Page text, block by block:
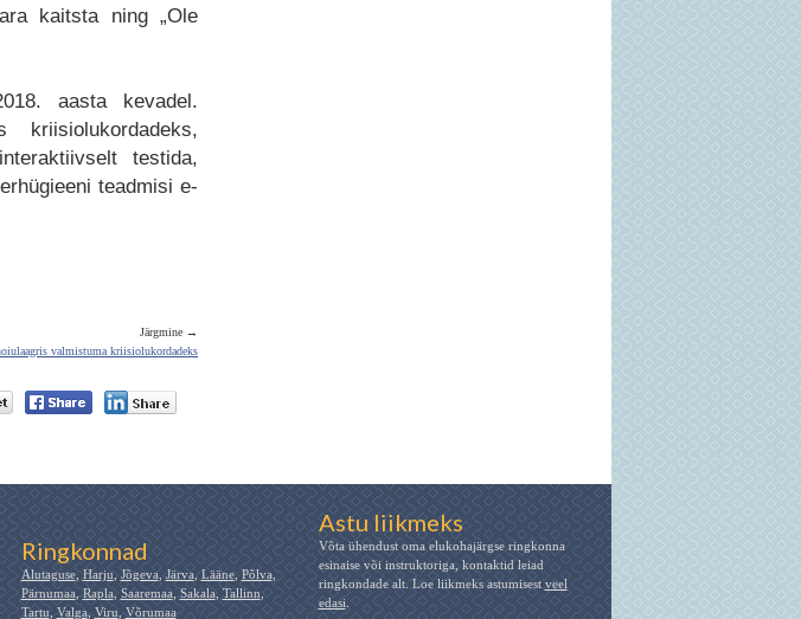
kaitsta ning „Ole
aasta kevadel.
kriisiolukordadeks,
testida,
teadmisi e-
Järgmine →
valmistuma kriisiolukordadeks
Ringkonnad
Alutaguse,Harju,Jõgeva,Järva,Lääne,Põlva,
Pärnumaa,Rapla,Saaremaa,Sakala,Tallinn,
Tartu,Valga,Viru,Võrumaa
Astu liikmeks
Võta ühendust oma elukohajärgse ringkonna
esinaise või instruktoriga, kontaktid leiad
ringkondade alt. Loe liikmeks astumisestveel
edasi.